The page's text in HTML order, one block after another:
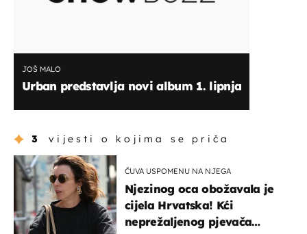
JOŠ MALO
Urban predstavlja novi album 1. lipnja
3 vijesti o kojima se priča
ČUVA USPOMENU NA NJEGA
Njezinog oca obožavala je
cijela Hrvatska! Kći
neprežaljenog pjevača